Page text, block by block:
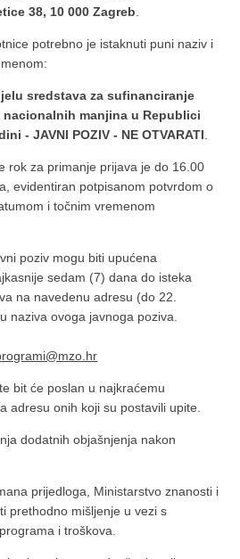
38, 10 000 Zagreb
potrebno je istaknuti puni naziv i
sredstava za sufinanciranje
manjina u Republici
- JAVNI POZIV - NE OTVARATI
rok za primanje prijava je do 16.00
evidentiran potpisanom potvrdom o
i točnim vremenom
poziv mogu biti upućena
sedam (7) dana do isteka
na navedenu adresu (do 22.
naziva ovoga javnoga poziva.
bit će poslan u najkraćemu
adresu onih koji su postavili upite.
dodatnih objašnjenja nakon
prijedloga, Ministarstvo znanosti i
prethodno mišljenje u vezi s
i troškova.